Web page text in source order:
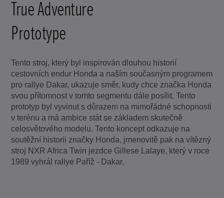
True Adventure
Prototype
Tento stroj, který byl inspirován dlouhou historií
cestovních endur Honda a naším současným programem
pro rallye Dakar, ukazuje směr, kudy chce značka Honda
svou přítomnost v tomto segmentu dále posílit. Tento
prototyp byl vyvinut s důrazem na mimořádné schopnosti
v terénu a má ambice stát se základem skutečně
celosvětového modelu. Tento koncept odkazuje na
soutěžní historii značky Honda, jmenovitě pak na vítězný
stroj NXR Africa Twin jezdce Gillese Lalaye, který v roce
1989 vyhrál rallye Paříž - Dakar.